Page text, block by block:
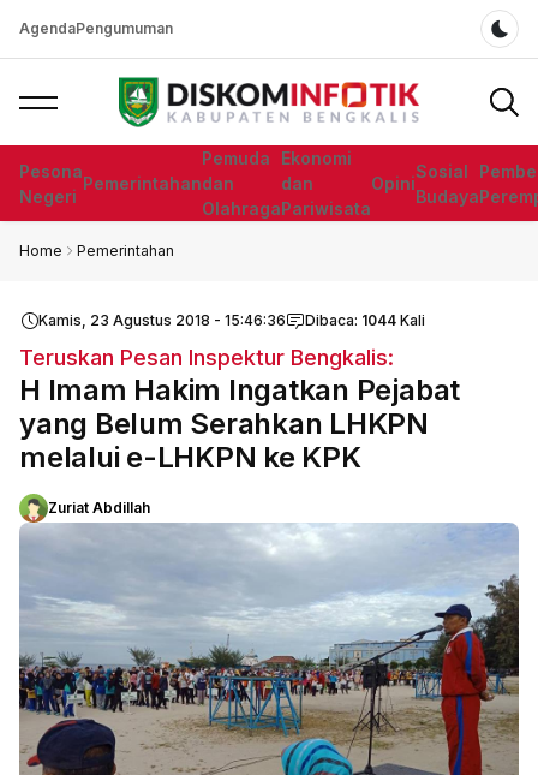
AgendaPengumuman
Pesona
Negeri
Pemerintahan
Pemuda
dan
Olahraga
Ekonomi
dan
Pariwisata
Opini
Sosial
Budaya
Home Pemerintahan
Kamis, 23 Agustus 2018 - 15:46:36 Dibaca: 1044 Kali
Teruskan Pesan Inspektur Bengkalis:
H Imam Hakim Ingatkan Pejabat
yang Belum Serahkan LHKPN
melalui e-LHKPN ke KPK
Zuriat Abdillah